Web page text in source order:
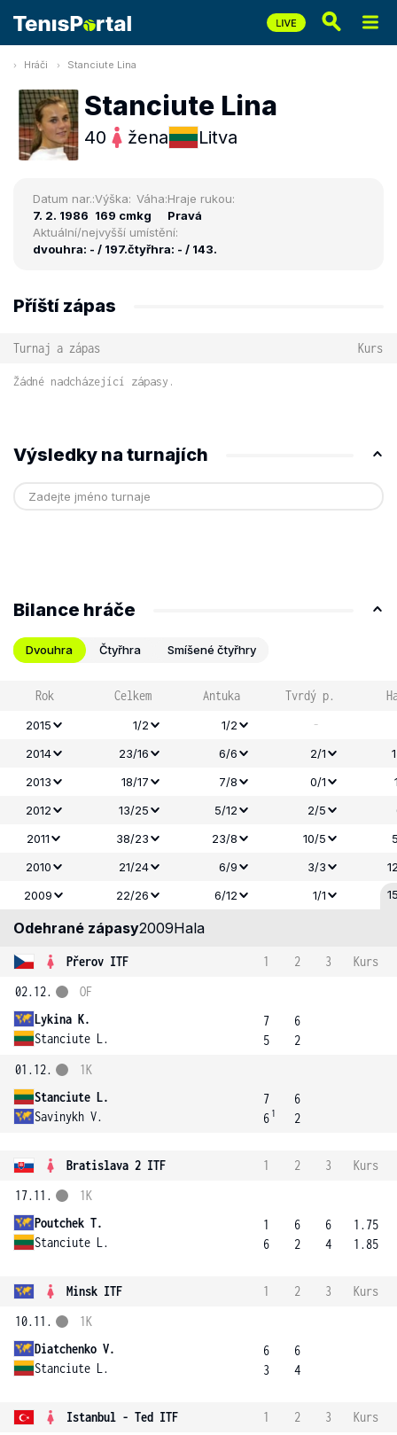
Hráči Stanciute Lina
Stanciute Lina
40 žena Litva
Datum nar.:
7. 2. 1986
Výška:
169 cm
Váha:
kg
Hraje rukou:
Pravá
Aktuální/nejvyšší umístění:
dvouhra: - / 197.čtyřhra: - / 143.
Příští zápas
Turnaj a zápas Kurs
Žádné nadcházející zápasy.
Výsledky na turnajích
Bilance hráče
Dvouhra Čtyřhra Smíšené čtyřhry
Rok Celkem Antuka Tvrdý p.
2015 1/2 1/2 -
2014 23/16 6/6 2/1
2013
18/17 7/8 0/1
2012
13/25 5/12 2/5
2011
38/23 23/8 10/5
2010
21/24 6/9 3/3
2009
22/26 6/12 1/1
Odehrané zápasy2009Hala
Přerov ITF 1 2 3
Kurs
02.12.
Lykina K.
Stanciute L.
OF
7
5
6
2
01.12.
Stanciute L.
Savinykh V.
1K
7
6 1
6
2
Bratislava 2 ITF 1 2 3
Kurs
17.11.
Poutchek T.
Stanciute L.
1K
1
6
6
2
6
4
1.75
1.85
Minsk ITF 1 2 3
Kurs
10.11.
Diatchenko V.
Stanciute L.
1K
6
3
6
4
Istanbul - Ted ITF 1 2 3
Kurs